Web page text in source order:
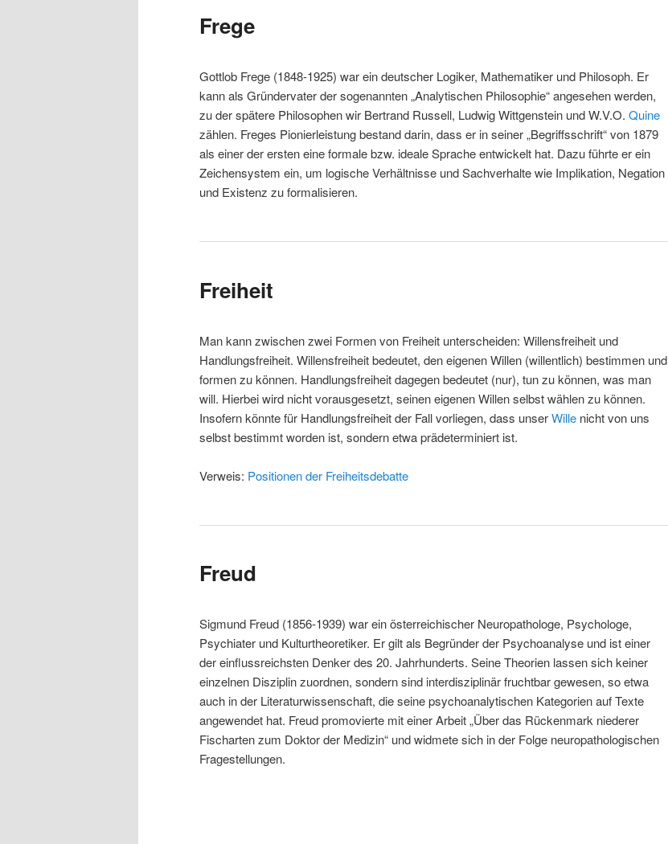
Frege
Gottlob Frege (1848-1925) war ein deutscher Logiker, Mathematiker und Philosoph. Er
kann als Gründervater der sogenannten „Analytischen Philosophie“ angesehen werden,
zu der spätere Philosophen wir Bertrand Russell, Ludwig Wittgenstein und W.V.O. Quine
zählen. Freges Pionierleistung bestand darin, dass er in seiner „Begriffsschrift“ von 1879
als einer der ersten eine formale bzw. ideale Sprache entwickelt hat. Dazu führte er ein
Zeichensystem ein, um logische Verhältnisse und Sachverhalte wie Implikation, Negation
und Existenz zu formalisieren.
Freiheit
Man kann zwischen zwei Formen von Freiheit unterscheiden: Willensfreiheit und
Handlungsfreiheit. Willensfreiheit bedeutet, den eigenen Willen (willentlich) bestimmen und
formen zu können. Handlungsfreiheit dagegen bedeutet (nur), tun zu können, was man
will. Hierbei wird nicht vorausgesetzt, seinen eigenen Willen selbst wählen zu können.
Insofern könnte für Handlungsfreiheit der Fall vorliegen, dass unserWille nicht von uns
selbst bestimmt worden ist, sondern etwa prädeterminiert ist.
Verweis: Positionen der Freiheitsdebatte
Freud
Sigmund Freud (1856-1939) war ein österreichischer Neuropathologe, Psychologe,
Psychiater und Kulturtheoretiker. Er gilt als Begründer der Psychoanalyse und ist einer
der einflussreichsten Denker des 20. Jahrhunderts. Seine Theorien lassen sich keiner
einzelnen Disziplin zuordnen, sondern sind interdisziplinär fruchtbar gewesen, so etwa
auch in der Literaturwissenschaft, die seine psychoanalytischen Kategorien auf Texte
angewendet hat. Freud promovierte mit einer Arbeit „Über das Rückenmark niederer
Fischarten zum Doktor der Medizin“ und widmete sich in der Folge neuropathologischen
Fragestellungen.